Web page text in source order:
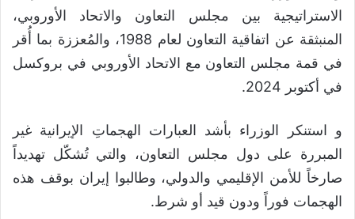
الاستراتيجية بين مجلس التعاون والاتحاد الأوروبي،
المنبثقة عن اتفاقية التعاون لعام 1988، والمُعززة بما أُقر
في قمة مجلس التعاون مع الاتحاد الأوروبي في بروكسل
في أكتوبر 2024.
و استنكر الوزراء بأشد العبارات الهجماتِ الإيرانية غير
المبررة على دول مجلس التعاون، والتي تُشكّل تهديداً
صارخاً للأمن الإقليمي والدولي، وطالبوا إيران بوقف هذه
الهجمات فوراً ودون قيد أو شرط.